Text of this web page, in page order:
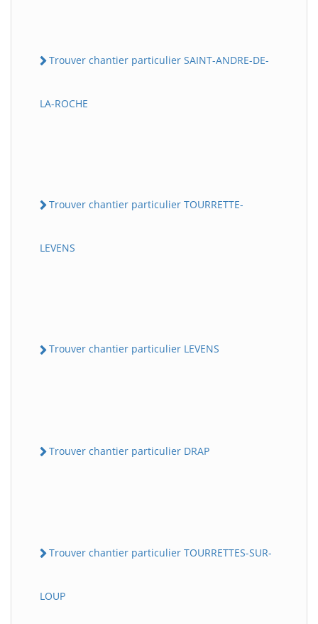
Trouver chantier particulier SAINT-ANDRE-DE-
LA-ROCHE
Trouver chantier particulier TOURRETTE-
LEVENS
Trouver chantier particulier LEVENS
Trouver chantier particulier DRAP
Trouver chantier particulier TOURRETTES-SUR-
LOUP